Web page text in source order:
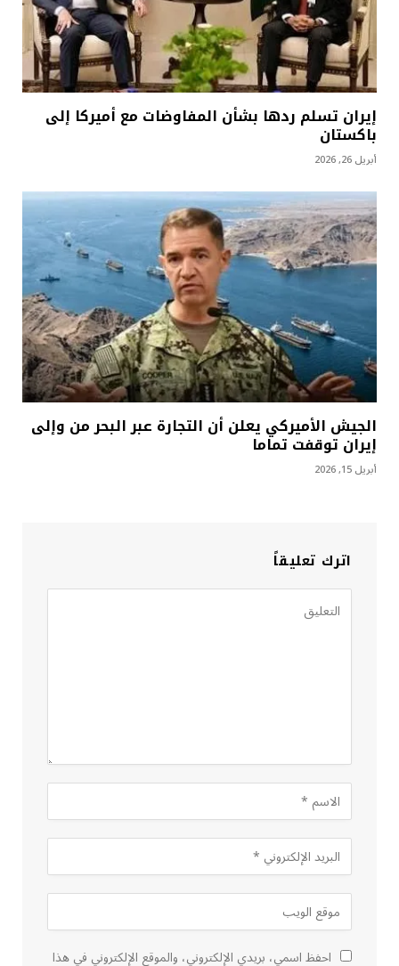
إيران تسلم ردها بشأن المفاوضات مع أميركا إلى
باكستان
أبريل 26, 2026
الجيش الأميركي يعلن أن التجارة عبر البحر من وإلى
إيران توقفت تماما
أبريل 15, 2026
اترك تعليقاً
احفظ اسمي، بريدي الإلكتروني، والموقع الإلكتروني في هذا